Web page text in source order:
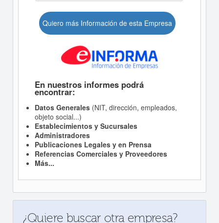
Quiero más Información de esta Empresa
En nuestros informes podrá
encontrar:
Datos Generales(NIT, dirección, empleados,
objeto social...)
Establecimientos y Sucursales
Administradores
Publicaciones Legales y en Prensa
Referencias Comerciales y Proveedores
Más...
¿Quiere buscar otra empresa?